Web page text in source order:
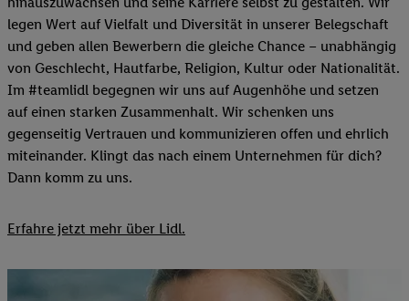
legen Wert auf Vielfalt und Diversität in unserer Belegschaft
und geben allen Bewerbern die gleiche Chance – unabhängig
von Geschlecht, Hautfarbe, Religion, Kultur oder Nationalität.
Im #teamlidl begegnen wir uns auf Augenhöhe und setzen
auf einen starken Zusammenhalt. Wir schenken uns
gegenseitig Vertrauen und kommunizieren offen und ehrlich
miteinander. Klingt das nach einem Unternehmen für dich?
Dann komm zu uns.​
Erfahre jetzt mehr über Lidl.